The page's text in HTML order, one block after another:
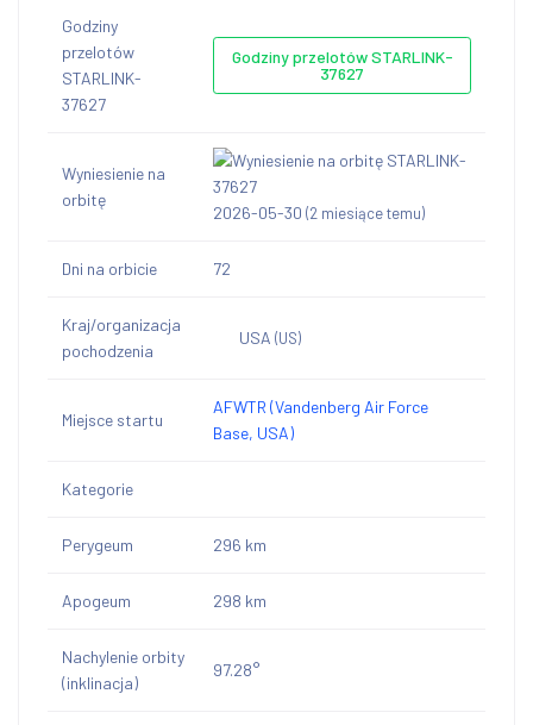
Godziny
przelotów
STARLINK-
37627
Godziny przelotów STARLINK-
37627
Wyniesienie na
orbitę
2026-05-30 (2 miesiące temu)
Dni na orbicie 72
Kraj/organizacja
pochodzenia
USA (US)
Miejsce startu
AFWTR (Vandenberg Air Force
Base, USA)
Kategorie
Perygeum 296 km
Apogeum 298 km
Nachylenie orbity
(inklinacja)
97.28°